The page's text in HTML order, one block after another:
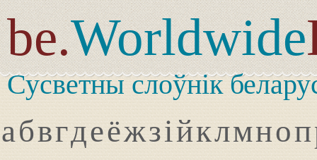
be.Worldwide
Сусветны слоўнік
абвгдеёжзійклмноп